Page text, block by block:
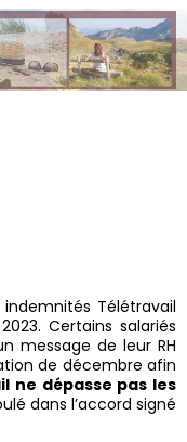
Télétravail
Certains salariés
message de leur RH
de décembre afin
ne dépasse pas les
dans l’accord signé